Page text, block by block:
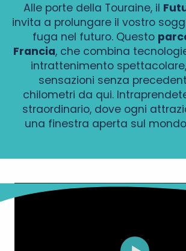
Alle porte della Touraine, il
invita a prolungare il vostro
fuga nel futuro. Questo
Francia, che combina
intrattenimento
sensazioni senza
chilometri da qui.
straordinario, dove ogni
una finestra aperta sul